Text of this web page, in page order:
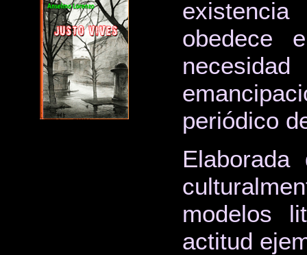
obedece
periódico
modelos
actitud